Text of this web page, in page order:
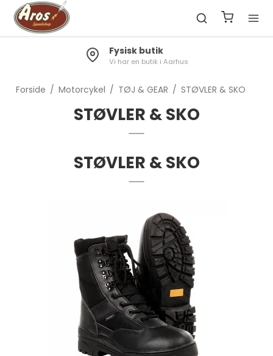
Fysisk butik
Vi har en butik i Aarhus
Forside / Motorcykel / TØJ & GEAR / STØVLER & SKO
STØVLER & SKO
STØVLER & SKO